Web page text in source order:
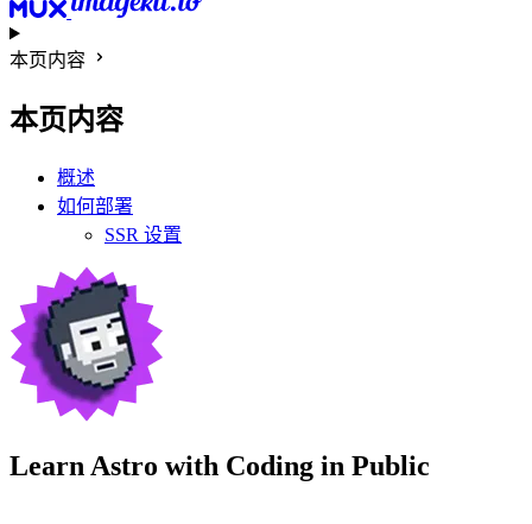
本页内容
本页内容
概述
如何部署
SSR 设置
Learn Astro with Coding in Public